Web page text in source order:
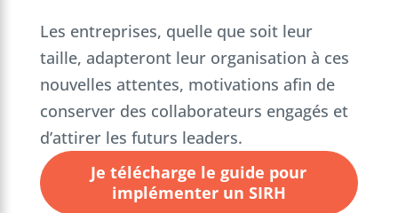
Les entreprises, quelle que soit leur
taille, adapteront leur organisation à ces
nouvelles attentes, motivations afin de
conserver des collaborateurs engagés et
d’attirer les futurs leaders.
Je télécharge le guide pour
implémenter un SIRH